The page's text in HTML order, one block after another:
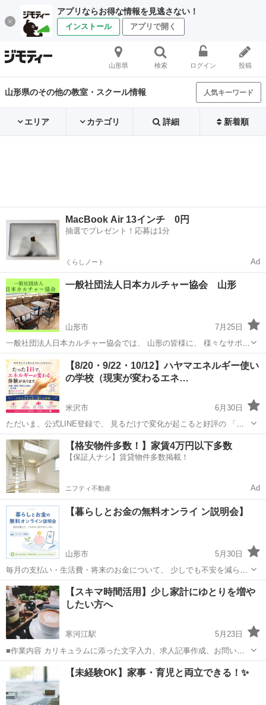
アプリならお得な情報を見逃さない！
インストール アプリで開く
山形県 検索 ログイン 投稿
山形県のその他の教室・スクール情報 人気キーワード
エリア カテゴリ 詳細 新着順
MacBook Air 13インチ 0円
抽選でプレゼント！応募は1分
くらしノート Ad
一般社団法人日本カルチャー協会 山形
山形市
7月25日
一般社団法人日本カルチャー協会では、 山形の皆様に、 様々なサポー
トをご提供させていただいております。 下記のURLをクリックする
と、詳細情報を見ることができます。 皆様のご利用を心よりお待ちし
ております。 ●...
山形 山形市
【8/20・9/22・10/12】ハヤマエネルギー使い
の学校（現実が変わるエネ…
米沢市
6月30日
ただいま、公式LINE登録で、 見るだけで変化が起こると好評の 「エ
ネルギークロス動画」をプレゼント中！🎁✨ 友達登録して、「プレゼ
ント」と送ってください。 🍀公式LINE https://lin.ee...
山形 米沢市 その他 興味
【格安物件多数！】家賃4万円以下多数
【保証人ナシ】賃貸物件多数掲載！
ニフティ不動産 Ad
【暮らしとお金の無料オンライ ン説明会】
山形市
5月30日
毎月の支払い・生活費・将来のお金について、 少しでも不安を減らし
たい方向けの無料説明会です。 スマホ代・保険・固定費など、 日々の
お金の流れを見直しながら、 家計に少し余裕を作る考え方をお伝えし
ます。 また...
山形 山形市 その他 お金
【スキマ時間活用】少し家計にゆとりを増や
したい方へ
寒河江駅
5月23日
■作業内容 カリキュラムに添った文字入力、求人記事作成、お問い合
わせのメッセージやり取り、SNSの運営など。 ・初心者/未経験者の方
でも安心してお 仕 事していただけます ・作業量に比例して報 酬 U
P！が見込め...
山形 天童市 寒河江駅 その他 未経験
【未経験OK】家事・育児と両立できる！✨